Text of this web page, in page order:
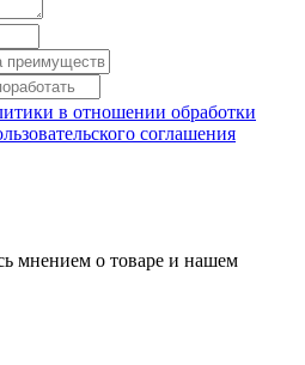
в отношении обработки
соглашения
мнением о товаре и нашем